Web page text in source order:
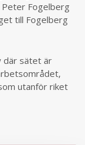
Fogelberg
till Fogelberg
där sätet är
utanför riket